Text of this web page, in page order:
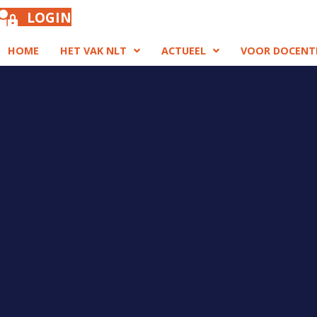
LOGIN
HOME HET VAK NLT ACTUEEL VOOR